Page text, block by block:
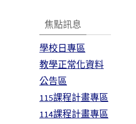
焦點訊息
學校日專區
教學正常化資料
公告區
115課程計畫專區
114課程計畫專區